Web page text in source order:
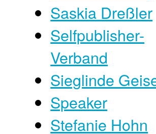
Saskia Dreßler
Selfpublisher-
Verband
Sieglinde
Speaker
Stefanie Hohn